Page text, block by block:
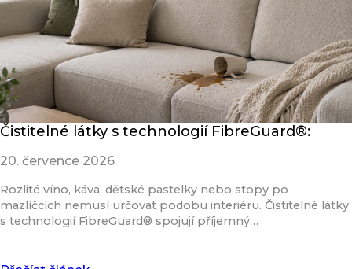
Čistitelné látky s technologií FibreGuard®:
20. července 2026
Rozlité víno, káva, dětské pastelky nebo stopy po
mazlíčcích nemusí určovat podobu interiéru. Čistitelné látky
s technologií FibreGuard® spojují příjemný…